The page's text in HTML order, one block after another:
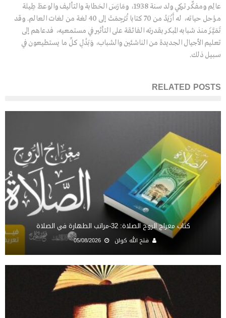
عالِم ومفكِّر تركي ولد سنة 1938، ومَارَسَ الخطابة والتأليف والوعظ طِيلة
مراحل حياته، له أَزْيَدُ من 70 كتابا تُرْجِمَتْ إلى 40 لغة من لغات العالم. وقد
تَمَيَّزَ منذ شبابه المبكر بقدرته الفائقة على التأثير في مستمعيه، فدعاهم إلى
تعليم الأجيال الجديدة من الناشئين والشباب، وَبَذْلِ كلِّ ما يستطيعون في
سبيل ذلك.
RELATED POSTS
كتاب معراج الروح الصلاة: 32-مراتب الطهارة في الصلاة
فتح الله كولن 05/08/2026